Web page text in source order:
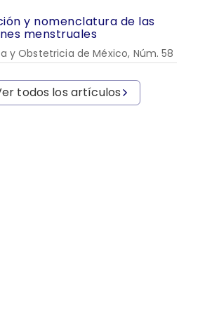
y nomenclatura de las
menstruales
y Obstetricia de México, Núm. 58
todos los artículos